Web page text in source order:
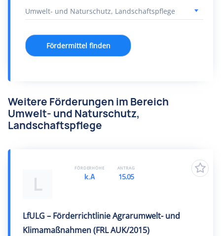
Fördermittel finden
Weitere Förderungen im Bereich
Umwelt- und Naturschutz,
Landschaftspflege
L
LfULG – Förderrichtlinie Agrarumwelt- und
Klimamaßnahmen (FRL AUK/2015)
FÖRDERHÖHE
k.A
ANTRAG
15.05